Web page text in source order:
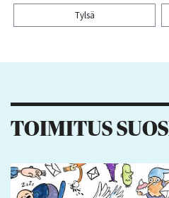
Tylsä
TOIMITUS